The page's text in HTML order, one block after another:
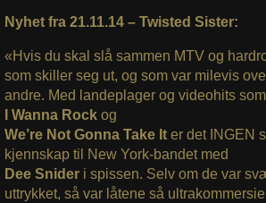
Nyhet fra 21.11.14 – Twisted Sister:
«Hvis du skal slå sammen MTV og
som skiller seg ut, og som var milevis
andre. Med landeplager og videohits som
I Wanna Rockog
We’re Not Gonna Take Iter det INGEN
kjennskap til New York-bandet med
Dee Snideri spissen. Selv om de var
uttrykket, så var låtene så